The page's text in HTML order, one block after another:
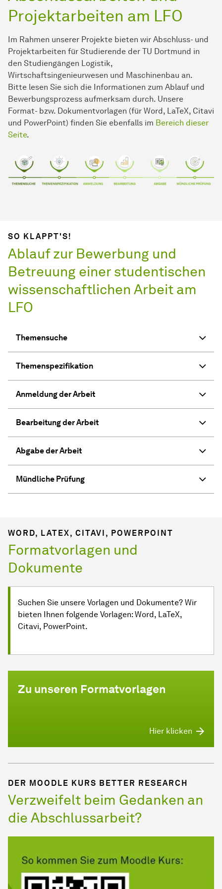
Projektarbeiten am LFO
Im Rahmen unserer Projekte bieten wir Abschluss- und
Projektarbeiten für Studierende der TU Dortmund in
den Studiengängen Logistik,
Wirtschaftsingenieurwesen und Maschinenbau an.
Bitte lesen Sie sich die Informationen zum Ablauf und
Bewerbungsprozess aufmerksam durch. Unsere
Format- bzw. Dokumentvorlagen (für Word, LaTeX, Citavi
und PowerPoint) finden Sie ebenfalls im Bereich dieser
Seite.
SO KLAPPT'S!
Ablauf zur Bewerbung und
Betreuung einer studentischen
wissenschaftlichen Arbeit am
LFO
Themensuche
Themenspezifikation
Anmeldung der Arbeit
Bearbeitung der Arbeit
Abgabe der Arbeit
Mündliche Prüfung
WORD, LATEX, CITAVI, POWERPOINT
Formatvorlagen und
Dokumente
Suchen Sie unsere Vorlagen und Dokumente? Wir
bieten Ihnen folgende Vorlagen: Word, LaTeX,
Citavi, PowerPoint.
Zu unseren Formatvorlagen
Hier klicken
DER MOODLE KURS BETTER RESEARCH
Verzweifelt beim Gedanken an
die Abschlussarbeit?